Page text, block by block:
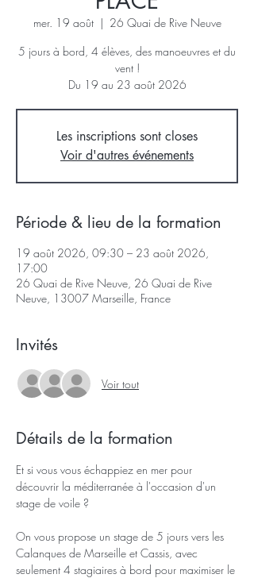
mer. 19 août
  |
26 Quai de Rive Neuve
5 jours à bord, 4 élèves, des manoeuvres et du
vent !
Du 19 au 23 août 2026
Les inscriptions sont closes
Voir d'autres événements
Période & lieu de la formation
19 août 2026, 09:30 – 23 août 2026,
17:00
26 Quai de Rive Neuve, 26 Quai de Rive
Neuve, 13007 Marseille, France
Invités
Voir tout
Détails de la formation
Et si vous vous échappiez en mer pour
découvrir la méditerranée à l'occasion d'un
stage de voile ?
On vous propose un stage de 5 jours vers les
Calanques de Marseille et Cassis, avec
seulement 4 stagiaires à bord pour maximiser le